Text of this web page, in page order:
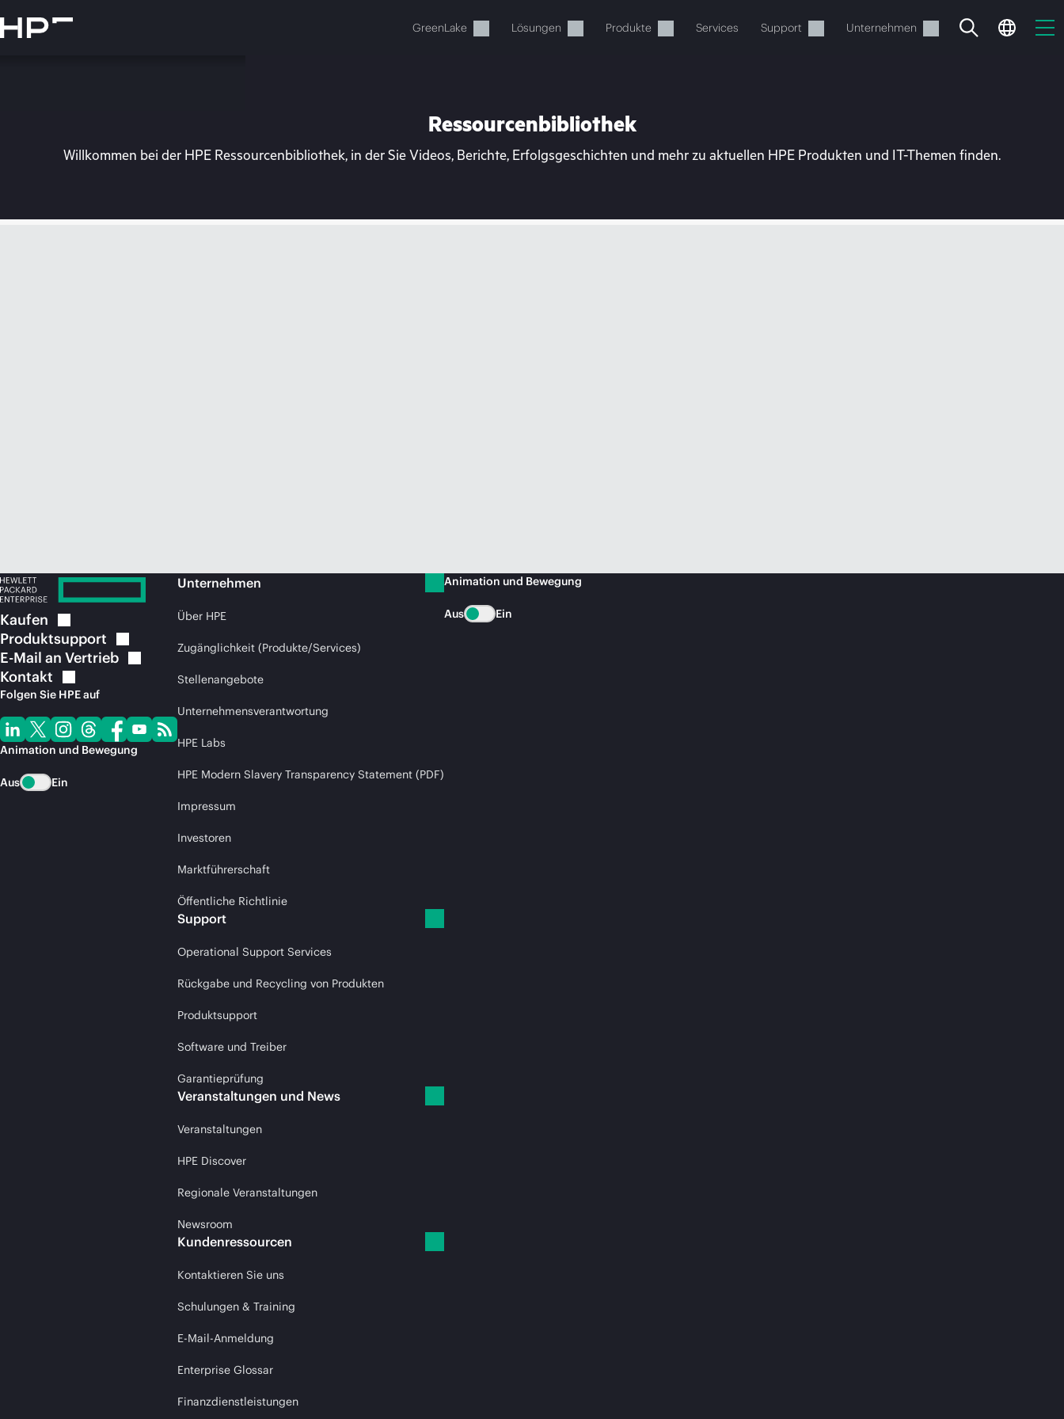
Hauptinhalt
wechseln
GreenLake Lösungen Produkte Services Support Unternehmen
Ihr Warenkorb ist aktuell leer
Ressourcenbibliothek
Willkommen bei der HPE Ressourcenbibliothek, in der Sie Videos, Berichte, Erfolgsgeschichten und mehr zu aktuellen HPE Produkten und IT-Themen finden.
Kaufen
Produktsupport
E-Mail an Vertrieb
Kontakt
Folgen Sie HPE auf
Animation und Bewegung
Aus Ein
Unternehmen
Über HPE
Zugänglichkeit (Produkte/Services)
Stellenangebote
Unternehmensverantwortung
HPE Labs
HPE Modern Slavery Transparency Statement (PDF)
Impressum
Investoren
Marktführerschaft
Öffentliche Richtlinie
Support
Operational Support Services
Rückgabe und Recycling von Produkten
Produktsupport
Software und Treiber
Garantieprüfung
Veranstaltungen und News
Veranstaltungen
HPE Discover
Regionale Veranstaltungen
Newsroom
Kundenressourcen
Kontaktieren Sie uns
Schulungen & Training
E-Mail-Anmeldung
Enterprise Glossar
Finanzdienstleistungen
Animation und Bewegung
Aus Ein